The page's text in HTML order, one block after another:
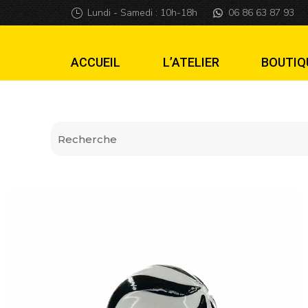
Lanceur Willy
Lundi - Samedi : 10h-18h 06 86 63 87 93
ACCUEIL L’ATELIER